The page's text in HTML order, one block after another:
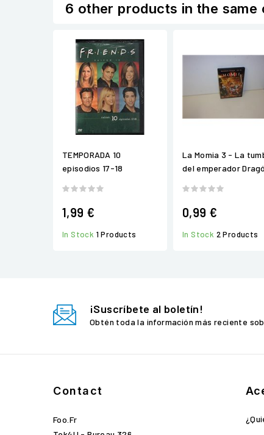
6 other products in the same
TEMPORADA 10
episodios 17-18
1,99 €
In Stock 1 Products
La Momia 3 - La
del emperador
0,99 €
In Stock 2 Products
¡Suscríbete al boletín!
Obtén toda la información más reciente
Contact
Foo.fr